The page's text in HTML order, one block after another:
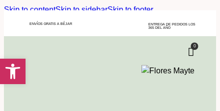
Skip to contentSkip to sidebarSkip to footer
ENVÍOS GRATIS A BÉJAR
ENTREGA DE PEDIDOS LOS
365 DEL AÑO
0
Abrir barra de herramientas